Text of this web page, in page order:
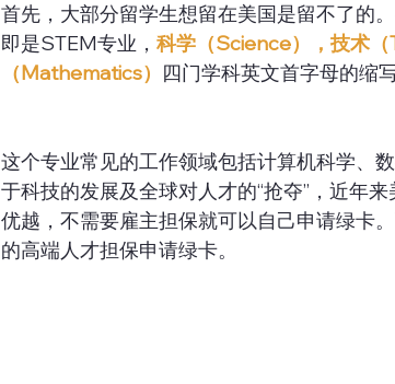
首先，大部分留学生想留在美国是留不了的
即是STEM专业， 科学（Science），技术
（Mathematics） 四门学科英文首字母的缩写
这个专业常见的工作领域包括计算机科学、
于科技的发展及全球对人才的“抢夺”，近年
优越，不需要雇主担保就可以自己申请绿卡
的高端人才担保申请绿卡。